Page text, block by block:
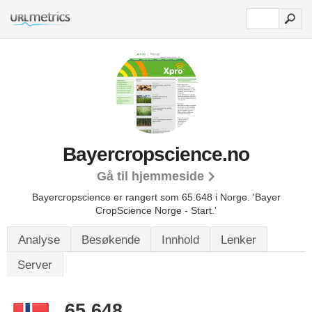
Bayercropscience.no
Gå til hjemmeside
Bayercropscience er rangert som 65.648 i Norge. 'Bayer
CropScience Norge - Start.'
Analyse Besøkende Innhold
Lenker
Server